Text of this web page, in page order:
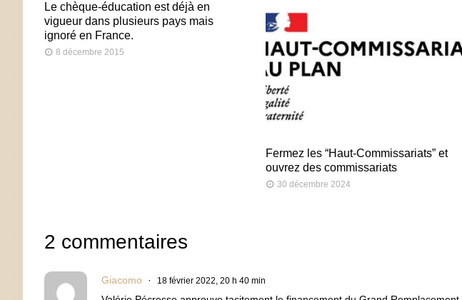
Le chèque-éducation est déjà en
vigueur dans plusieurs pays mais
ignoré en France.
8 décembre 2015
Fermez les “Haut-Commissariats” et
ouvrez des commissariats
30 décembre 2024
2 commentaires
Giacomo 18 février 2022, 20 h 40 min